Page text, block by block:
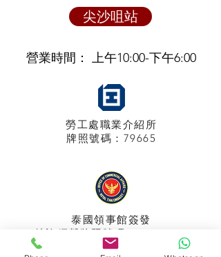
尖沙咀站
營業時間： 上午10:00-下午6:00
勞工處職業介紹所
牌照號碼：79665
泰國領事館簽發
特許經營牌照號碼：048/2025